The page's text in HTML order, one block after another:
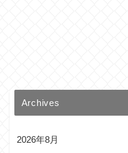
Archives
2026年8月